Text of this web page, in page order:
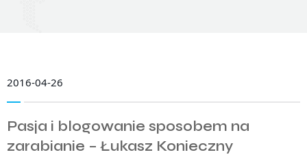
2016-04-26
Pasja i blogowanie sposobem na
zarabianie – Łukasz Konieczny